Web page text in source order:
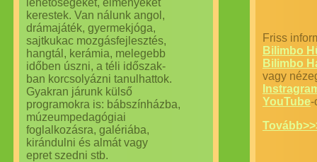
lehetőségeket, élményeket
kerestek. Van nálunk angol,
drámajáték, gyermekjóga,
sajtkukac mozgásfejlesztés,
hangtál, kerámia, melegebb
időben úszni, a téli időszak-
ban korcsolyázni tanulhattok.
Gyakran járunk külső
programokra is: bábszínházba,
múzeumpedagógiai
foglalkozásra, galériába,
kirándulni és almát vagy
epret szedni stb.
​Friss
Bilimbo
Bilimbo
vagy
YouTube-